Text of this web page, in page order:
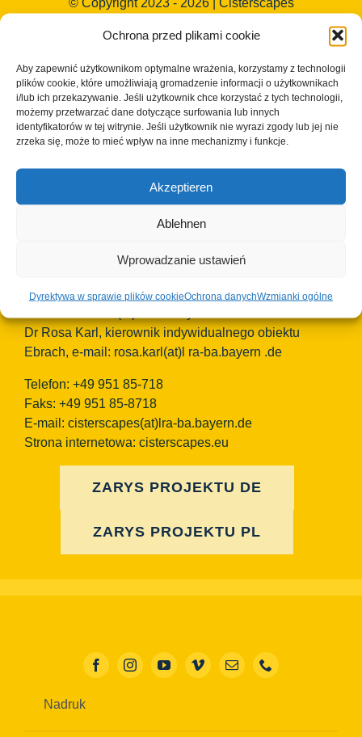
Ochrona przed plikami cookie
Aby zapewnić użytkownikom optymalne wrażenia, korzystamy z technologii
plików cookie, które umożliwiają gromadzenie informacji o użytkownikach
i/lub ich przekazywanie. Jeśli użytkownik chce korzystać z tych technologii,
możemy przetwarzać dane dotyczące surfowania lub innych
identyfikatorów w tej witrynie. Jeśli użytkownik nie wyrazi zgody lub jej nie
zrzeka się, może to mieć wpływ na inne mechanizmy i funkcje.
Akzeptieren
Ablehnen
Wprowadzanie ustawień
Dyrektywa w sprawie plików cookieOchrona danychWzmianki ogólne
© Copyright 2023 - 2026 | Cisterscapes
i wszystkie informacje bez gwarancji.
Kontakt:
Okręg Bamberg
European Heritage Label/Cisterscapes
Ludwigstrasse 23
Niemcy
Znaku Dziedzictwa Europejskiego, e-mail:
Dr Rosa Karl, kierownik indywidualnego obiektu
Ebrach, e-mail: rosa.karl(at)l ra-ba.bayern .de
Telefon: +49 951 85-718
Faks: +49 951 85-8718
E-mail: cisterscapes(at)lra-ba.bayern.de
Strona internetowa: cisterscapes.eu
ZARYS PROJEKTU DE
ZARYS PROJEKTU PL
Nadruk